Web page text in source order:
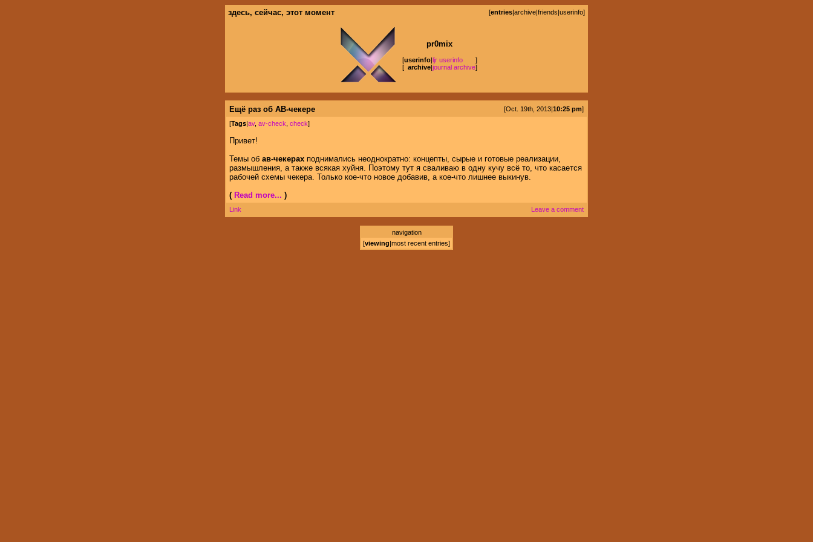
здесь, сейчас, этот момент [entries|archive|friends|userinfo]
pr0mix
[userinfo| ljr userinfo
]
[ archive| journal archive]
Ещё раз об АВ-чекере [Oct. 19th, 2013| 10:25 pm]
[Tags av, av-check check]
Привет!
Темы об ав-чекерах поднимались неоднократно: концепты, сырые и готовые реализации,
размышления, а также всякая хуйня. Поэтому тут я сваливаю в одну кучу всё то, что касается
рабочей схемы чекера. Только кое-что новое добавив, а кое-что лишнее выкинув.
( Read more... )
Link Leave a comment
navigation
[viewing|most recent entries]